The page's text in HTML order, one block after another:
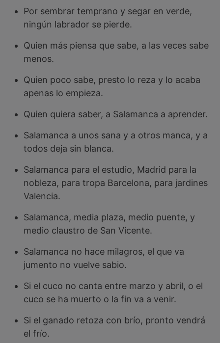
Por sembrar temprano y segar en verde,
ningún labrador se pierde.
Quien más piensa que sabe, a las veces sabe
menos.
Quien poco sabe, presto lo reza y lo acaba
apenas lo empieza.
Quien quiera saber, a Salamanca a aprender.
Salamanca a unos sana y a otros manca, y a
todos deja sin blanca.
Salamanca para el estudio, Madrid para la
nobleza, para tropa Barcelona, para jardines
Valencia.
Salamanca, media plaza, medio puente, y
medio claustro de San Vicente.
Salamanca no hace milagros, el que va
jumento no vuelve sabio.
Si el cuco no canta entre marzo y abril, o el
cuco se ha muerto o la fin va a venir.
Si el ganado retoza con brío, pronto vendrá
el frío.